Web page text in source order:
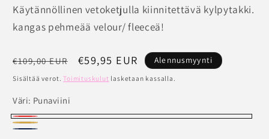
Käytännöllinen vetoketjulla kiinnitettävä kylpytakki.
kangas pehmeää velour/ fleeceä!
Normaalihinta
€109,00 EUR Alennushinta
€59,95 EUR Alennusmyynti
Sisältää verot.Toimituskulut lasketaan kassalla.
Väri: Punaviini
Punaviini
sinapinruskea